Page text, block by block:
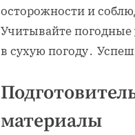
осторожности и
Учитывайте погодные
в сухую погоду․
материалы